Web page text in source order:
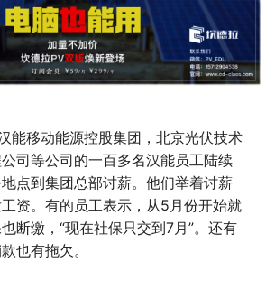
能移动能源控股集团，北京光伏技术
司等公司的一百多名汉能员工陆续
点到集团总部讨薪。他们举着讨薪
资。有的员工表示，从5月份开始就
断缴，“现在社保只交到7月”。还有
也有拖欠。